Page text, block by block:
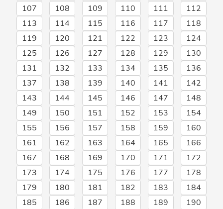
107
108 109 110 111
112
113
114 115 116 117
118
119
120 121 122 123
124
125
126 127 128 129
130
131
132 133 134 135
136
137
138 139 140 141
142
143
144 145 146 147
148
149
150 151 152 153
154
155
156 157 158 159
160
161
162 163 164 165
166
167
168 169 170 171
172
173
174 175 176 177
178
179
180 181 182 183
184
185
186 187 188 189
190